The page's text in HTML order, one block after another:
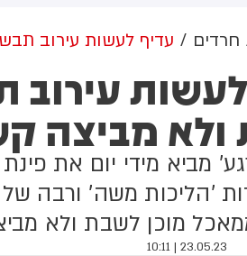
עולה מניתוח חדש של
פוסטים זהים ב-X שותפו
בצרפתית, אנגלית וספרדית,
בטענה שיהודים הם שהציתו
במכוון את השריפות בצרפת,
ספרד ונורבגיה בטרה להרוויח
פוליטית או כלכלית מהמצב.
חרדים עדיף לעשות עירוב
עירוב
ולא מביצה
מביא מידי יום את
'הליכות משה' ורבה
מוכן לשבת ולא
23.05.23 | 10:11